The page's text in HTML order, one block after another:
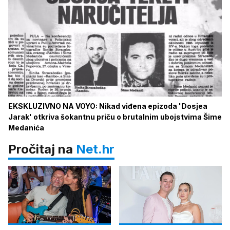
EKSKLUZIVNO NA VOYO: Nikad viđena epizoda 'Dosjea
Jarak' otkriva šokantnu priču o brutalnim ubojstvima Šime
Medanića
Pročitaj na Net.hr